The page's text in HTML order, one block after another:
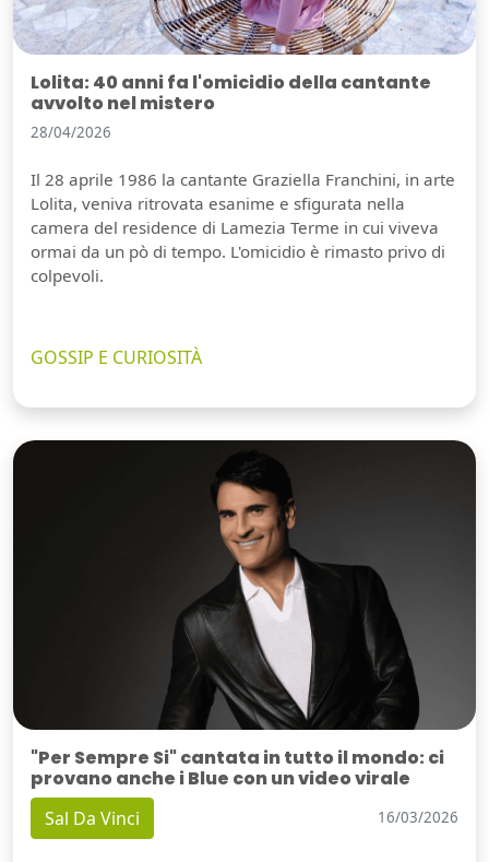
Lolita: 40 anni fa l'omicidio della cantante
avvolto nel mistero
28/04/2026
Il 28 aprile 1986 la cantante Graziella Franchini, in arte
Lolita, veniva ritrovata esanime e sfigurata nella
camera del residence di Lamezia Terme in cui viveva
ormai da un pò di tempo. L'omicidio è rimasto privo di
colpevoli.
GOSSIP E CURIOSITÀ
"Per Sempre Si" cantata in tutto il mondo: ci
provano anche i Blue con un video virale
Sal Da Vinci 16/03/2026